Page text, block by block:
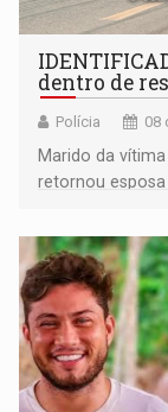
dentro de
Polícia 08
Marido da
retornou